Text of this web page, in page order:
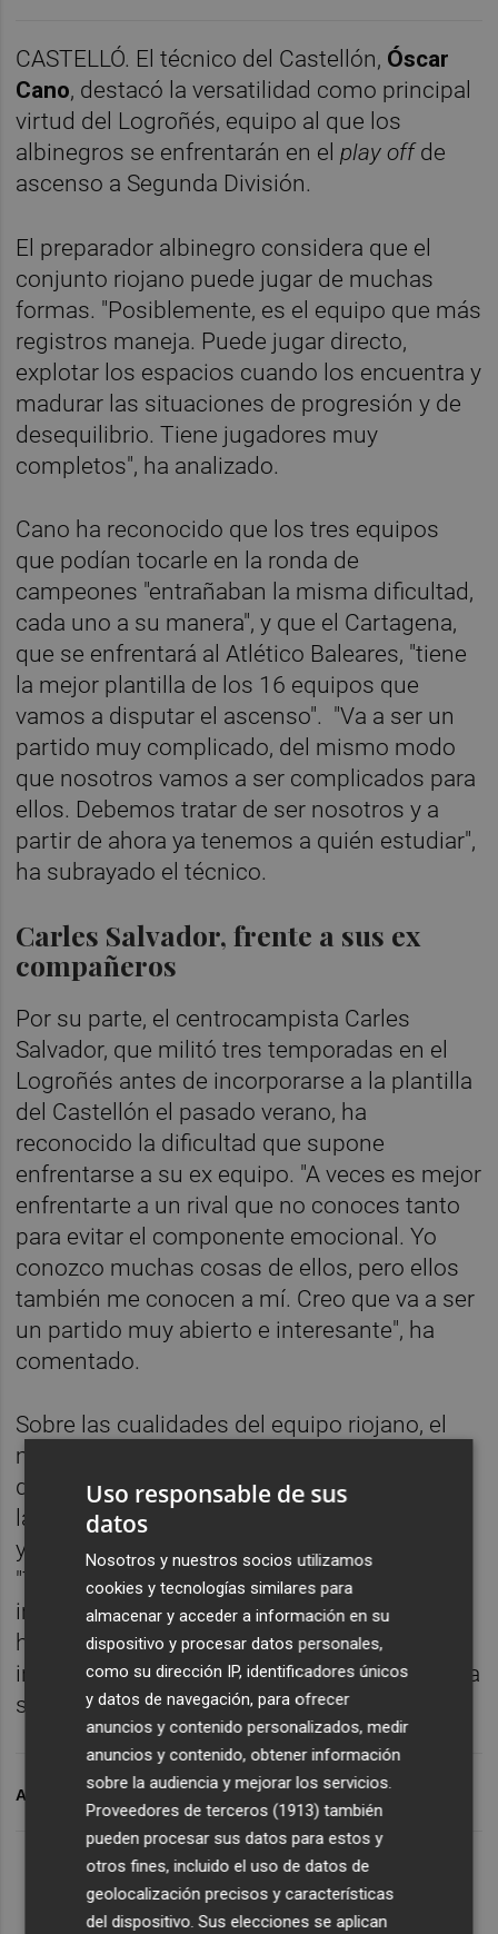
CASTELLÓ. El técnico del Castellón, Óscar
Cano, destacó la versatilidad como principal
virtud del Logroñés, equipo al que los
albinegros se enfrentarán en elplay off de
ascenso a Segunda División.
El preparador albinegro considera que el
conjunto riojano puede jugar de muchas
formas. "Posiblemente, es el equipo que más
registros maneja. Puede jugar directo,
explotar los espacios cuando los encuentra y
madurar las situaciones de progresión y de
desequilibrio. Tiene jugadores muy
completos", ha analizado.
Cano ha reconocido que los tres equipos
que podían tocarle en la ronda de
campeones "entrañaban la misma dificultad,
cada uno a su manera", y que el Cartagena,
que se enfrentará al Atlético Baleares, "tiene
la mejor plantilla de los 16 equipos que
vamos a disputar el ascenso". "Va a ser un
partido muy complicado, del mismo modo
que nosotros vamos a ser complicados para
ellos. Debemos tratar de ser nosotros y a
partir de ahora ya tenemos a quién estudiar",
ha subrayado el técnico.
Carles Salvador, frente a sus ex
compañeros
Por su parte, el centrocampista Carles
Salvador, que militó tres temporadas en el
Logroñés antes de incorporarse a la plantilla
del Castellón el pasado verano, ha
reconocido la dificultad que supone
enfrentarse a su ex equipo. "A veces es mejor
enfrentarte a un rival que no conoces tanto
para evitar el componente emocional. Yo
conozco muchas cosas de ellos, pero ellos
también me conocen a mí. Creo que va a ser
un partido muy abierto e interesante", ha
comentado.
Sobre las cualidades del equipo riojano, el
medio albinegro ha destacado que "es uno
de los más completos de la categoría. Lleva
la misma base desde hace bastante tiempo
y eso se nota en el vestuario". Y añade:
"Tiene un punto de veteranía muy
importante, pero, con el confinamiento se
han roto un poco las dinámicas y es una
incógnita porque partimos todos de cero", ha
señalado.
ARCHIVADO EN CD CASTELLON
Uso responsable de sus
datos
Nosotros y nuestros socios utilizamos
cookies y tecnologías similares para
almacenar y acceder a información en su
dispositivo y procesar datos personales,
como su dirección IP, identificadores únicos
y datos de navegación, para ofrecer
anuncios y contenido personalizados, medir
anuncios y contenido, obtener información
sobre la audiencia y mejorar los servicios.
Proveedores de terceros (1913) también
pueden procesar sus datos para estos y
otros fines, incluido el uso de datos de
geolocalización precisos y características
del dispositivo. Sus elecciones se aplican